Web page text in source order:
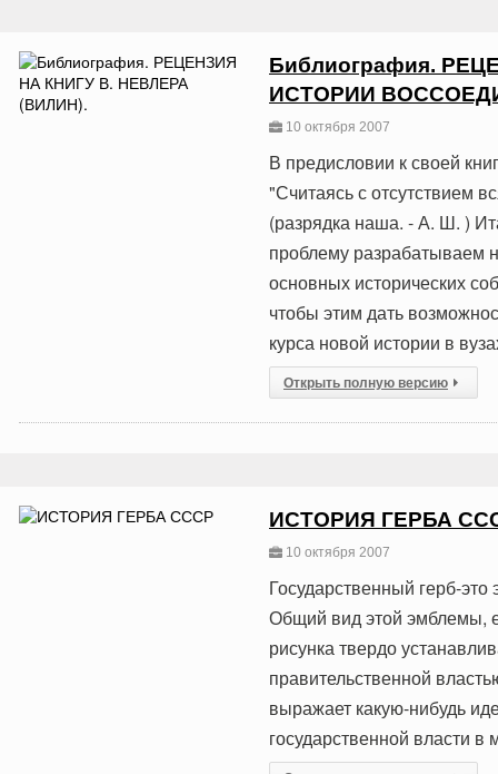
Библиография.
ИСТОРИИ
10 октября 2007
В предисловии к своей
"Считаясь с отсутствием
(разрядка наша. - А. Ш. )
проблему разрабатываем
основных исторических
чтобы этим дать
курса новой истории в
Открыть полную версию
ИСТОРИЯ ГЕРБА
10 октября 2007
Государственный герб-
Общий вид этой эмблемы,
рисунка твердо
правительственной
выражает какую-нибудь
государственной власти в